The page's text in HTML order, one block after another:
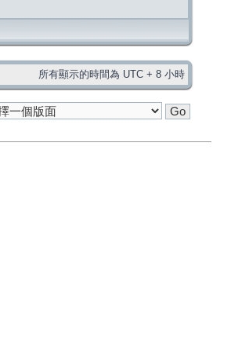
所有顯示的時間為 UTC + 8 小時